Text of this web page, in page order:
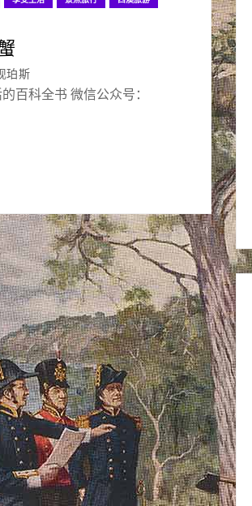
珀斯
百科全书 微信公众号：